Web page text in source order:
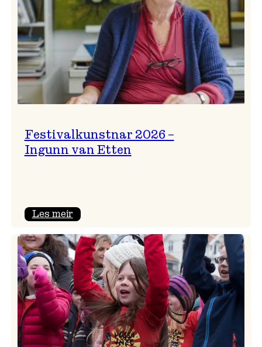
Festivalkunstnar 2026 –
Ingunn van Etten
Les meir:
2026
–
Ingunn van Etten